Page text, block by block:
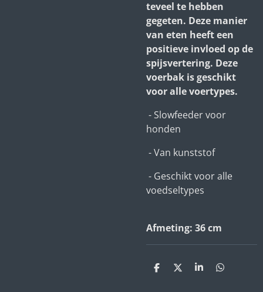
teveel te hebben
gegeten. Deze manier
van eten heeft een
positieve invloed op de
spijsvertering. Deze
voerbak is geschikt
voor alle voertypes.
- Slowfeeder voor
honden
- Van kunststof
- Geschikt voor alle
voedseltypes
Afmeting: 36 cm
D
D
S
D